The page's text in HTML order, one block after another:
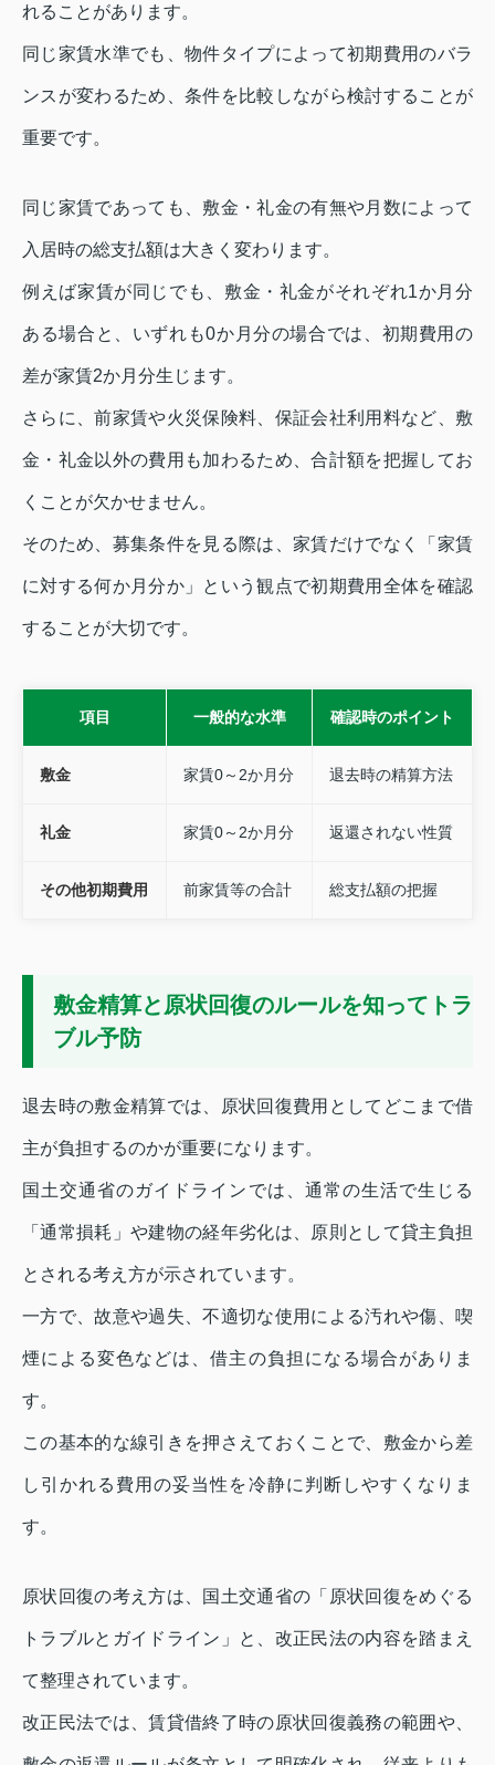
れることがあります。
同じ家賃水準でも、物件タイプによって初期費用のバラ
ンスが変わるため、条件を比較しながら検討することが
重要です。
同じ家賃であっても、敷金・礼金の有無や月数によって
入居時の総支払額は大きく変わります。
例えば家賃が同じでも、敷金・礼金がそれぞれ1か月分
ある場合と、いずれも0か月分の場合では、初期費用の
差が家賃2か月分生じます。
さらに、前家賃や火災保険料、保証会社利用料など、敷
金・礼金以外の費用も加わるため、合計額を把握してお
くことが欠かせません。
そのため、募集条件を見る際は、家賃だけでなく「家賃
に対する何か月分か」という観点で初期費用全体を確認
することが大切です。
項目 一般的な水準 確認時のポイント
敷金 家賃0～2か月分 退去時の精算方法
礼金 家賃0～2か月分 返還されない性質
その他初期費用 前家賃等の合計 総支払額の把握
敷金精算と原状回復のルールを知ってトラ
ブル予防
退去時の敷金精算では、原状回復費用としてどこまで借
主が負担するのかが重要になります。
国土交通省のガイドラインでは、通常の生活で生じる
「通常損耗」や建物の経年劣化は、原則として貸主負担
とされる考え方が示されています。
一方で、故意や過失、不適切な使用による汚れや傷、喫
煙による変色などは、借主の負担になる場合がありま
す。
この基本的な線引きを押さえておくことで、敷金から差
し引かれる費用の妥当性を冷静に判断しやすくなりま
す。
原状回復の考え方は、国土交通省の「原状回復をめぐる
トラブルとガイドライン」と、改正民法の内容を踏まえ
て整理されています。
改正民法では、賃貸借終了時の原状回復義務の範囲や、